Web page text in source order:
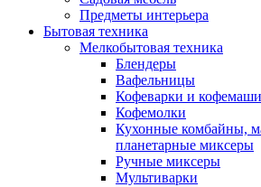
Предметы интерьера
Бытовая техника
Мелкобытовая техника
Блендеры
Вафельницы
Кофеварки и
Кофемолки
Кухонные комбайны,
планетарные миксеры
Ручные миксеры
Мультиварки